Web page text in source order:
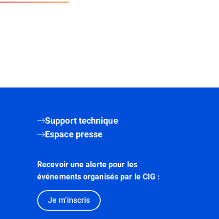
Support technique
Espace presse
Recevoir une alerte pour les
événements organisés par le CIG :
Je m'inscris